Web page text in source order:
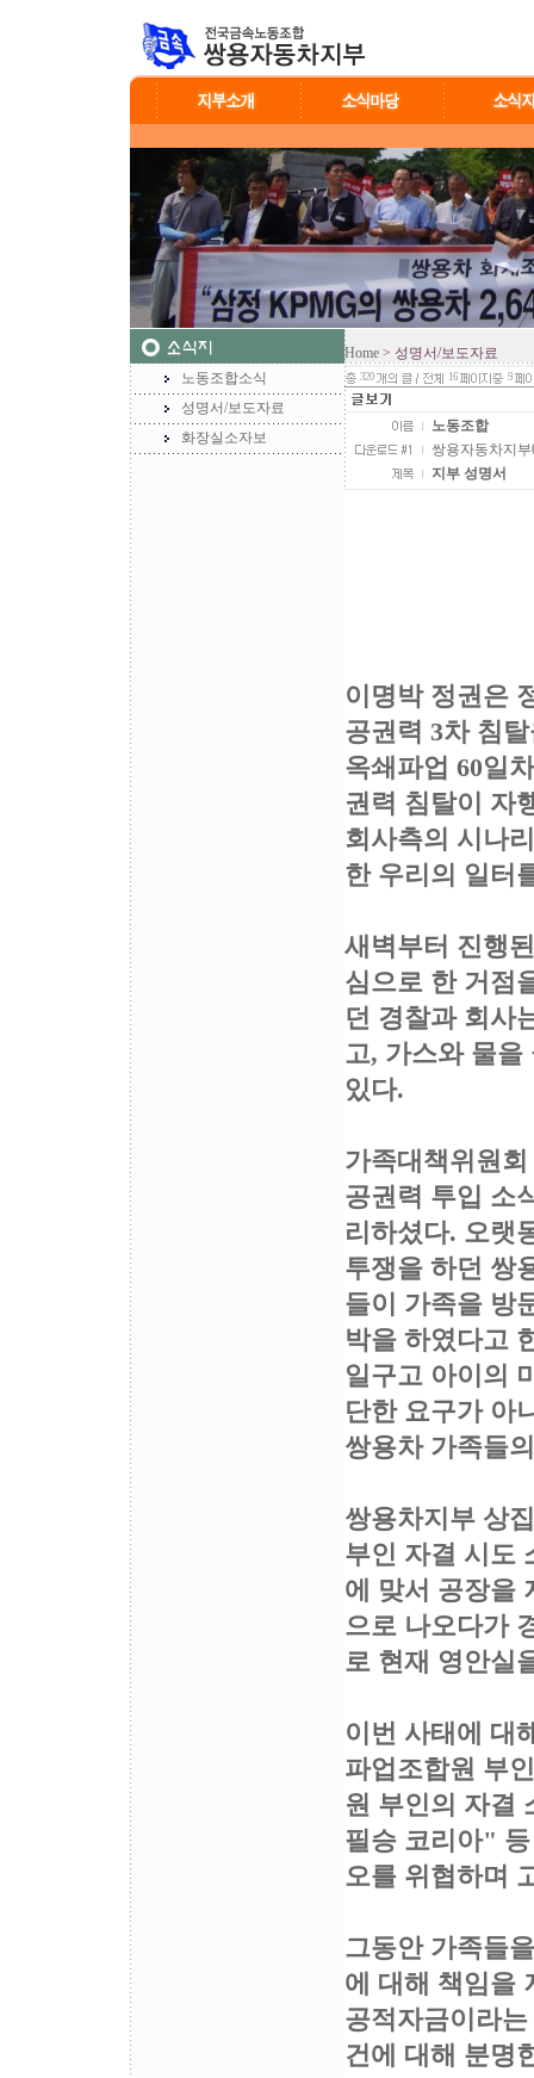
노동조합소식
성명서/보도자료
화장실소자보
Home > 성명서/보도자료
320 16 9
노동조합
쌍용자동차지
지부 성명서
이명박 정권은
공권력 3차 침
옥쇄파업 60일
권력 침탈이 자
회사측의 시나
한 우리의 일터
새벽부터 진행
심으로 한 거점
던 경찰과 회사
고, 가스와 물을
있다.
가족대책위원
공권력 투입 소
리하셨다. 오랫
투쟁을 하던 쌍
들이 가족을 방
박을 하였다고
일구고 아이의
단한 요구가 아
쌍용차 가족들
쌍용차지부 상
부인 자결 시도
에 맞서 공장을
으로 나오다가
로 현재 영안실
이번 사태에 대
파업조합원 부
원 부인의 자결
필승 코리아"
오를 위협하며
그동안 가족들
에 대해 책임을
공적자금이라
건에 대해 분명